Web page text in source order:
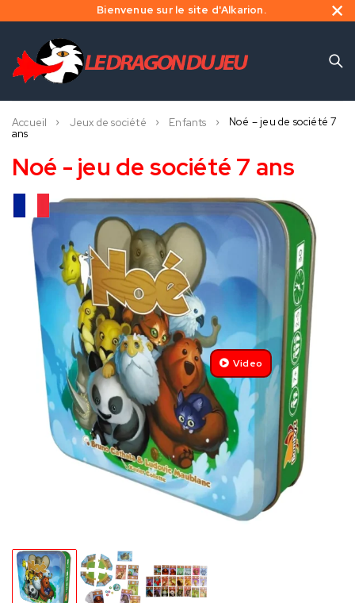
Bienvenue sur le site d'Alkarion.
Accueil Jeux de société Enfants
Noé – jeu de société 7
ans
Noé - jeu de société 7 ans
Video